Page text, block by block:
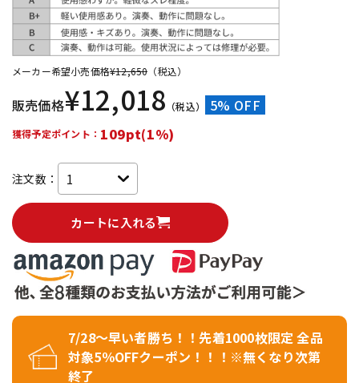
メーカー希望小売価格¥12,650 （税込）
販売価格¥12,018 （税込） 5% OFF
獲得予定ポイント： 109pt(1%)
注文数：
カートに入れる
7/28～早い者勝ち！！先着1000枚限定 全品
対象5％OFFクーポン！！！※無くなり次第
終了